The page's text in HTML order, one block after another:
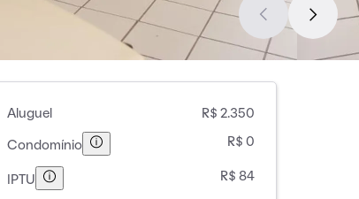
Aluguel R$ 2.350
Condomínio R$ 0
IPTU R$ 84